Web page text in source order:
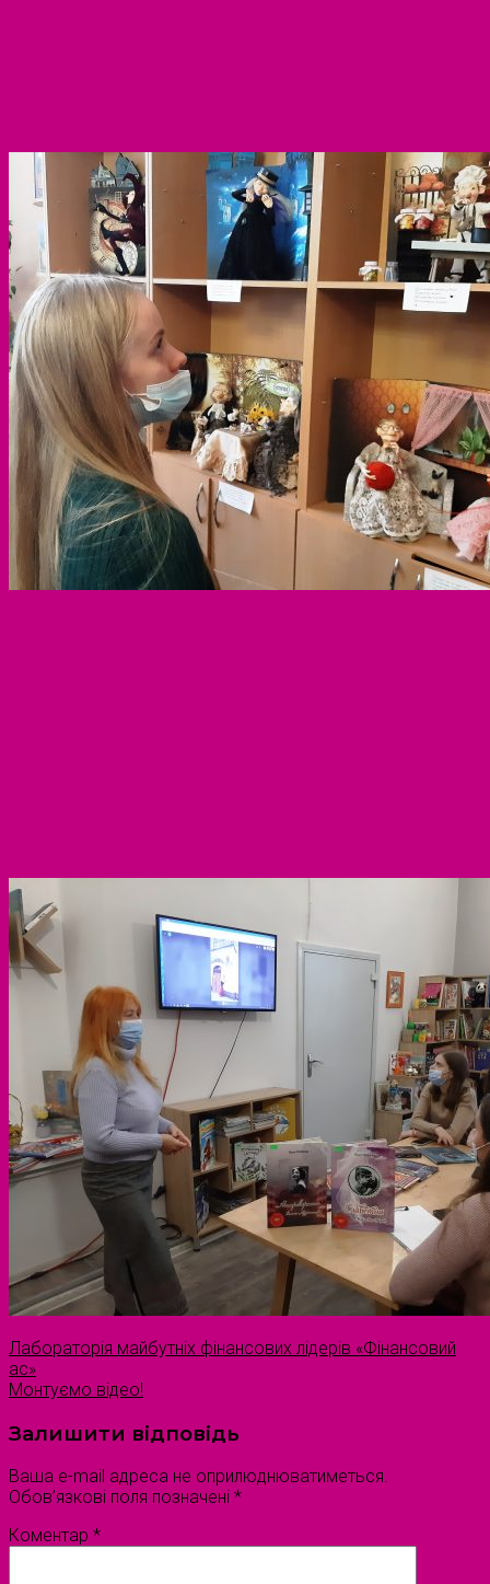
Лабораторія майбутніх фінансових лідерів «Фінансовий
ас»
Монтуємо відео!
Залишити відповідь
Ваша e-mail адреса не оприлюднюватиметься.
Обов’язкові поля позначені *
Коментар *